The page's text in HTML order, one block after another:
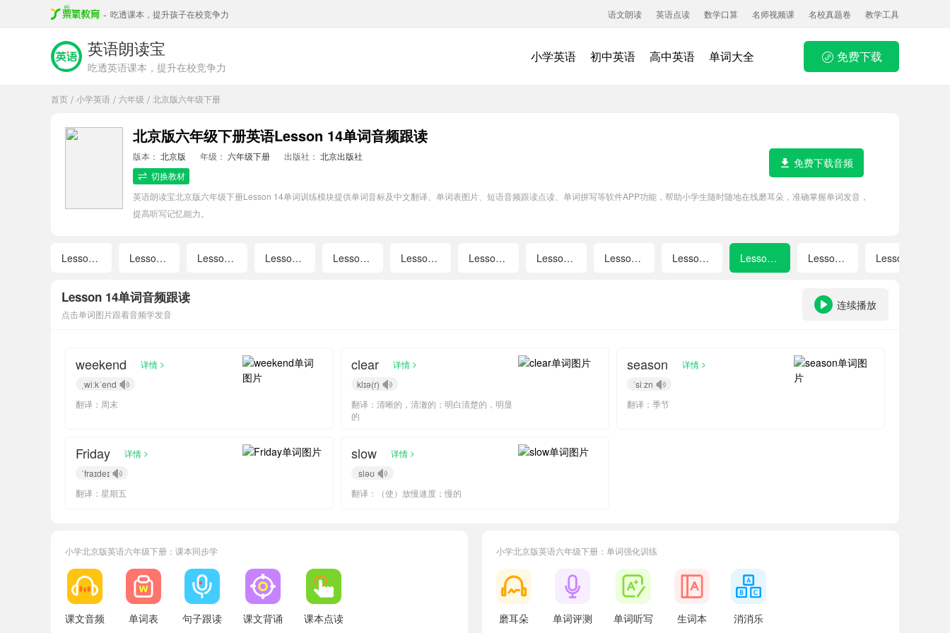
- 吃透课本，提升孩子在校竞争力 语文朗读 英语点读 数学口算 名师视频课 名校真题卷 教学工具
英语朗读宝
吃透英语课本，提升在校竞争力
小学英语 初中英语 高中英语 单词大全 免费下载
首页 / 小学英语 / 六年级 / 北京版六年级下册
北京版六年级下册英语Lesson 14单词音频跟读
版本： 北京版 年级： 六年级下册 出版社： 北京出版社
切换教材
英语朗读宝北京版六年级下册Lesson 14单词训练模块提供单词音标及中文翻译、单词表图片、短语音频跟读点读、单词拼写等软件APP功能，帮助小学生随时随地在线磨耳朵，准确掌握单词发音，
提高听写记忆能力。
免费下载音频
Lesson 1 Lesson 2 Lesson 3 Lesson 5 Lesson 6 Lesson 7 Lesson 9 Lesson 10 Lesson 11 Lesson 13 Lesson 14 Lesson 15
Lesson 14单词音频跟读
点击单词图片跟着音频学发音
连续播放
weekend 详情 >
ˌwiːkˈend
翻译：周末
clear 详情 >
klɪə(r)
翻译：清晰的，清澈的；明白清楚的，明显
的
season 详情 >
ˈsiːzn
翻译：季节
Friday 详情 >
ˈfraɪdeɪ
翻译：星期五
slow 详情 >
sləʊ
翻译：（使）放慢速度；慢的
小学北京版英语六年级下册：课本同步学
课文音频 单词表 句子跟读 课文背诵 课本点读
小学北京版英语六年级下册：单词强化训练
磨耳朵 单词评测 单词听写 生词本 消消乐
小宝147290
正在学习 北京版三年级下册Lesson 17单词 北京版二年级下册Lesson 6单词 小宝433018 正在学习
北京版二年级下册Lesson 9单词
小宝559950
正在学习 北京版二年级上册Lesson 13单词 小宝451571 北京版一年级下册Lesson 9单词 小宝753437 正在学习
北京版三年级上册Lesson 19单词
小宝925189
正在学习 北京版一年级下册Lesson 7单词 小宝486887 北京版二年级下册Lesson 10单词 小宝200480 正在学习 北京版六年级上册Lesson 15单词